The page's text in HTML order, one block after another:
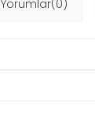
Yorumlar(0)